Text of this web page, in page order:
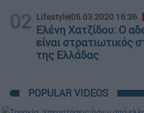
02 Lifestyle|05.03.2020 16:36
Ελένη Χατζίδου: Ο
είναι στρατιωτικός
της Ελλάδας
POPULAR VIDEOS